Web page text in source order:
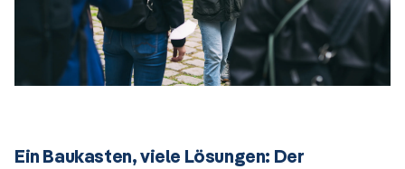
Ein Baukasten, viele Lösungen: Der